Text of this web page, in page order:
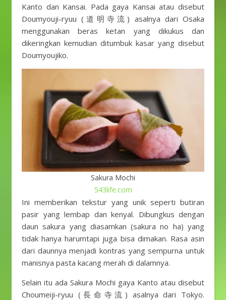
Kanto dan Kansai. Pada gaya Kansai atau disebut
Doumyouji-ryuu (道明寺流) asalnya dari Osaka
menggunakan beras ketan yang dikukus dan
dikeringkan kemudian ditumbuk kasar yang disebut
Doumyoujiko.
Sakura Mochi
543life.com
Ini memberikan tekstur yang unik seperti butiran
pasir yang lembap dan kenyal. Dibungkus dengan
daun sakura yang diasamkan (sakura no ha) yang
tidak hanya harumtapi juga bisa dimakan. Rasa asin
dari daunnya menjadi kontras yang sempurna untuk
manisnya pasta kacang merah di dalamnya.
Selain itu ada Sakura Mochi gaya Kanto atau disebut
Choumeiji-ryuu (長命寺流) asalnya dari Tokyo.